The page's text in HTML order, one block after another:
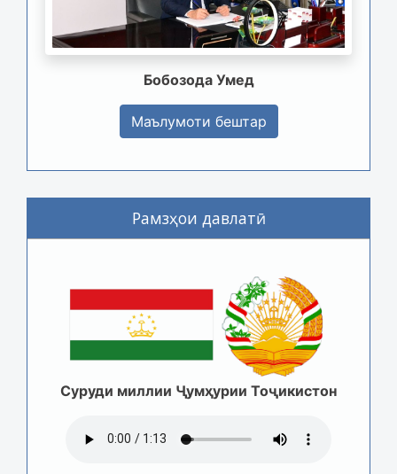
Бобозода Умед
Маълумоти бештар
Рамзҳои давлатӣ
Суруди миллии Ҷумҳурии Тоҷикистон